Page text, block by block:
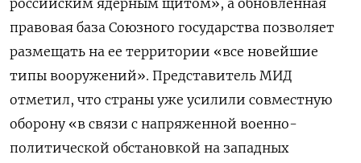
российским ядерным щитом», а обновленная
правовая база Союзного государства позволяет
размещать на ее территории «все новейшие
типы вооружений». Представитель МИД
отметил, что страны уже усилили совместную
оборону «в связи с напряженной военно-
политической обстановкой на западных